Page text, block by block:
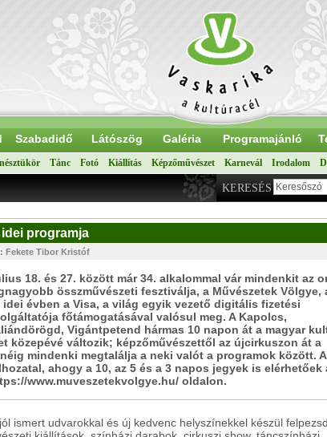
Szabadidő Látószög Galéria Programajánló
Tánc Fotó Kiállítás Képzőművészet Karnevál Irodalom
KERESÉS
programja
Fekete Tibor Kristóf
18. és 27. között már 34. alkalommal vár mindenkit az
összművészeti fesztiválja, a Művészetek Völgye,
idei évben a Visa, a világ egyik vezető digitális fizetési
főtámogatásával valósul meg. A Kapolcs,
Vigántpetend hármas 10 napon át a magyar
közepévé változik; képzőművészettől az újcirkuszon át a
mindenki megtalálja a neki valót a programok között.
ahogy a 10, az 5 és a 3 napos jegyek is elérhetőek
www.muveszetekvolgye.hu/ oldalon.
ismert udvarokkal és új kedvenc helyszínekkel készül